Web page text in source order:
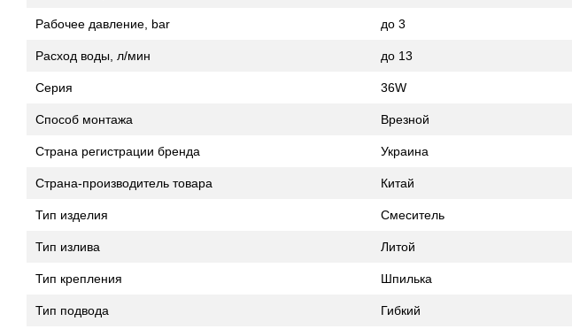
Рабочее давление, bar до 3
Расход воды, л/мин до 13
Серия 36W
Способ монтажа Врезной
Страна регистрации бренда Украина
Страна-производитель товара Китай
Тип изделия Смеситель
Тип излива Литой
Тип крепления Шпилька
Тип подвода Гибкий